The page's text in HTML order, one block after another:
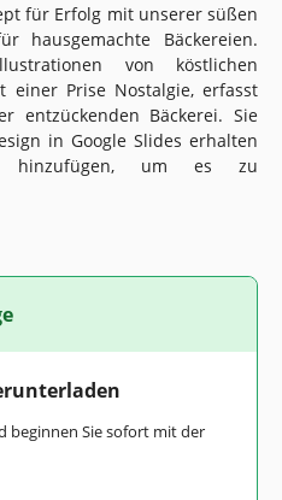
für Erfolg mit unserer süßen
hausgemachte Bäckereien.
von köstlichen
einer Prise Nostalgie, erfasst
entzückenden Bäckerei. Sie
in Google Slides erhalten
hinzufügen, um es zu
beginnen Sie sofort mit der